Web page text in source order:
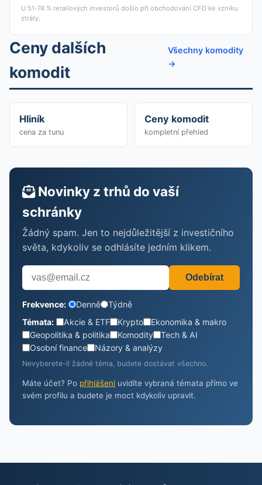
U 51-74 % retailových investorů došlo při obchodování CFD ke vzniku
ztráty.
Ceny dalších
komodit
Všechny komodity
→
Hliník
cena za tunu
Ceny komodit
kompletní přehled
Novinky z trhů do vaší
schránky
Žádný spam. Jen to nejdůležitější z investičního
světa, kdykoliv se odhlásíte jedním klikem.
Odebírat
Frekvence: Denně
Týdně
Témata:
Akcie & ETF Krypto
Ekonomika & makro
Geopolitika & politika
Komodity
Tech & AI
Osobní finance
Názory & analýzy
Nevyberete-li žádné téma, budete dostávat všechno.
Máte účet? Po přihlášeníuvidíte vybraná témata přímo ve
svém profilu a budete je moct kdykoliv upravit.